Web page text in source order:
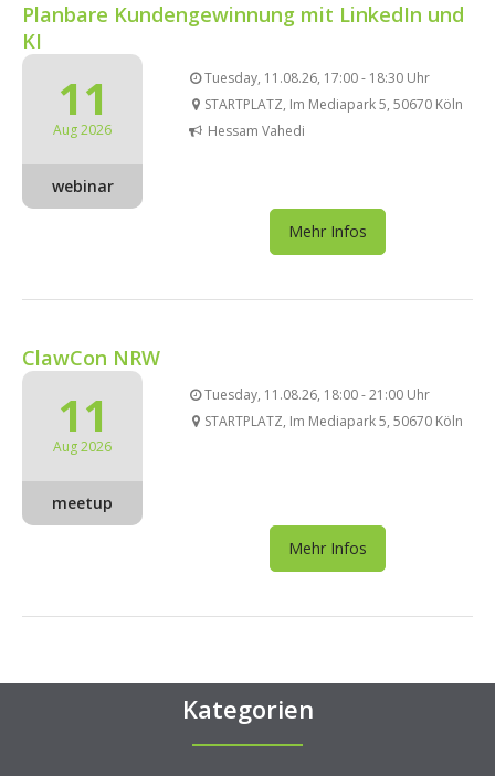
Planbare Kundengewinnung mit LinkedIn und
KI
11
Aug 2026
webinar
Tuesday, 11.08.26, 17:00 - 18:30 Uhr
STARTPLATZ, Im Mediapark 5, 50670 Köln
Hessam Vahedi
Mehr Infos
ClawCon NRW
11
Aug 2026
meetup
Tuesday, 11.08.26, 18:00 - 21:00 Uhr
STARTPLATZ, Im Mediapark 5, 50670 Köln
Mehr Infos
Kategorien